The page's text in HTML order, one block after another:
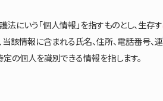
法にいう「個人情報」を指すものとし、生存す
該情報に含まれる氏名、住所、電話番号、連
の個人を識別できる情報を指します。